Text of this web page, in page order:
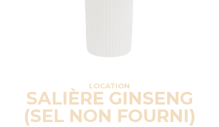
LOCATION
SALIÈRE GINSENG
(SEL NON FOURNI)